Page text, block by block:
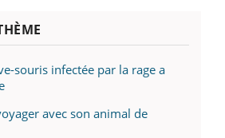
souris infectée par la rage a
avec son animal de